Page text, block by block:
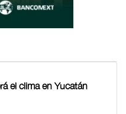
el clima en Yucatán